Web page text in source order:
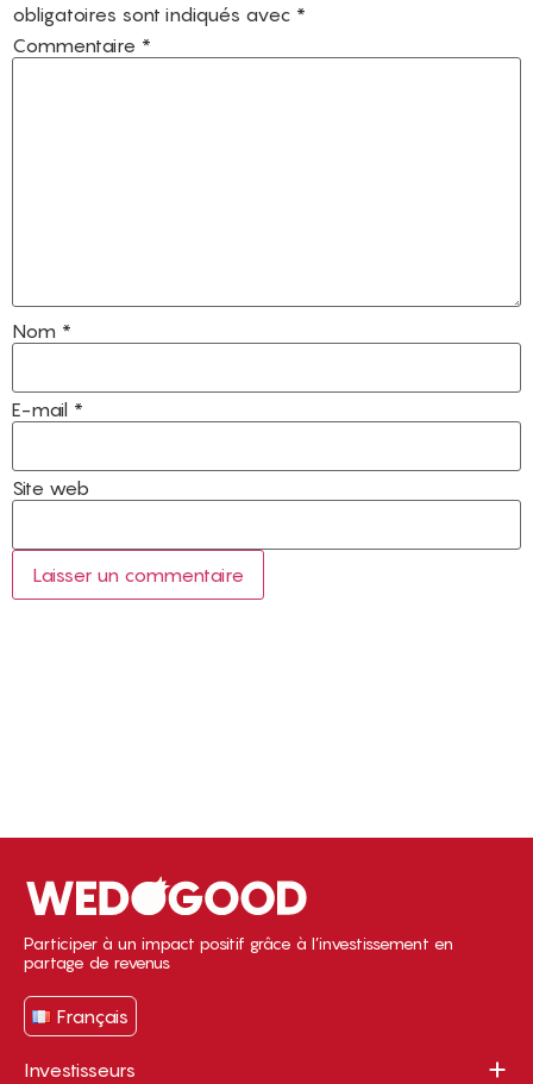
obligatoires sont indiqués avec *
Commentaire *
Nom *
E-mail *
Site web
Participer à un impact positif grâce à l’investissement en
partage de revenus
Français
Investisseurs